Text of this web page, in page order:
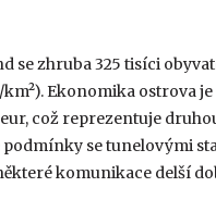
se zhruba 325 tisíci
Ekonomika ostrova
což reprezentuje
podmínky se tunelovými
komunikace delší